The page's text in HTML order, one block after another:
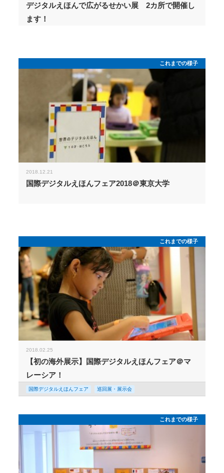
デジタルえほんで広がるせかい展 2カ所で開催し
ます！
これまでの様子
2018.12.21
国際デジタルえほんフェア2018＠東京大学
これまでの様子
2018.02.25
【初の海外展示】国際デジタルえほんフェア＠マ
レーシア！
国際デジタルえほんフェア 巡回展・展示会
これまでの様子